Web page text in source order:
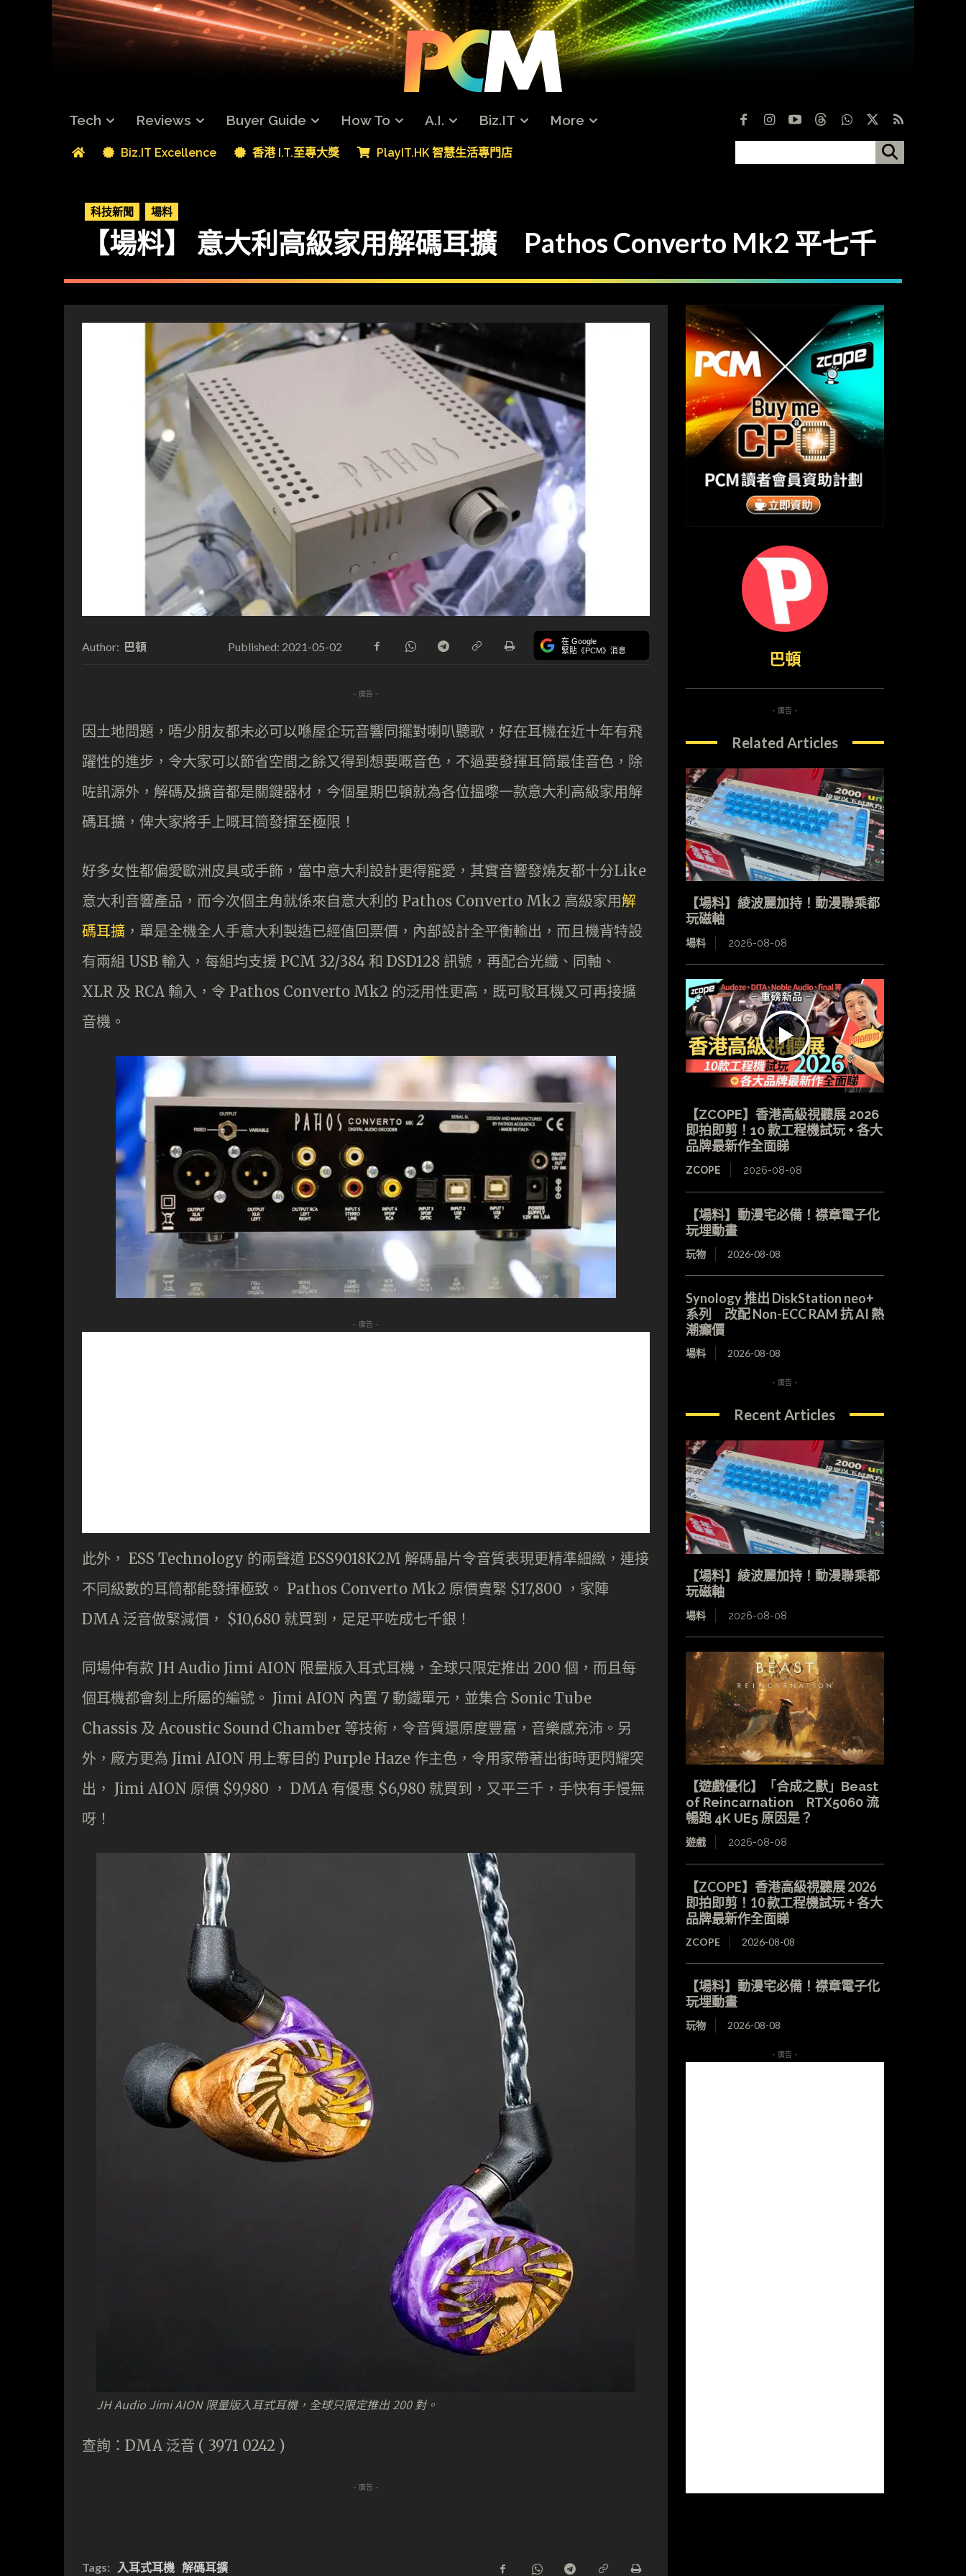
Tech Reviews Buyer Guide How To A.I. Biz.IT More
Biz.IT Excellence 香港 I.T.至專大獎 PlayIT.HK 智慧生活專門店
科技新聞 場料
【場料】 意大利高級家用解碼耳擴 Pathos Converto Mk2 平七千
Author: 巴頓 Published: 2021-05-02 在 Google
緊貼《PCM》消息
- 廣告 -
因土地問題，唔少朋友都未必可以喺屋企玩音響同擺對喇叭聽歌，好在耳機在近十年有飛
躍性的進步，令大家可以節省空間之餘又得到想要嘅音色，不過要發揮耳筒最佳音色，除
咗訊源外，解碼及擴音都是關鍵器材，今個星期巴頓就為各位搵嚟一款意大利高級家用解
碼耳擴，俾大家將手上嘅耳筒發揮至極限！
好多女性都偏愛歐洲皮具或手飾，當中意大利設計更得寵愛，其實音響發燒友都十分Like
意大利音響產品，而今次個主角就係來自意大利的 Pathos Converto Mk2 高級家用解
碼耳擴 ，單是全機全人手意大利製造已經值回票價，內部設計全平衡輸出，而且機背特設
有兩組 USB 輸入，每組均支援 PCM 32/384 和 DSD128 訊號，再配合光纖、同軸、
XLR 及 RCA 輸入，令 Pathos Converto Mk2 的泛用性更高，既可駁耳機又可再接擴
音機。
- 廣告 -
此外， ESS Technology 的兩聲道 ESS9018K2M 解碼晶片令音質表現更精準細緻，連接
不同級數的耳筒都能發揮極致。 Pathos Converto Mk2 原價賣緊 $17,800 ，家陣
DMA 泛音做緊減價， $10,680 就買到，足足平咗成七千銀！
同場仲有款 JH Audio Jimi AION 限量版入耳式耳機，全球只限定推出 200 個，而且每
個耳機都會刻上所屬的編號。 Jimi AION 內置 7 動鐵單元，並集合 Sonic Tube
Chassis 及 Acoustic Sound Chamber 等技術，令音質還原度豐富，音樂感充沛。另
外，廠方更為 Jimi AION 用上奪目的 Purple Haze 作主色，令用家帶著出街時更閃耀突
出， Jimi AION 原價 $9,980 ， DMA 有優惠 $6,980 就買到，又平三千，手快有手慢無
呀！
JH Audio Jimi AION 限量版入耳式耳機，全球只限定推出 200 對。
查詢：DMA 泛音 ( 3971 0242 )
- 廣告 -
Tags: 入耳式耳機 解碼耳擴
巴頓
- 廣告 -
Related Articles
【場料】綾波麗加持！動漫聯乘都
玩磁軸
場料 2026-08-08
【ZCOPE】香港高級視聽展 2026
即拍即剪！10 款工程機試玩 + 各大
品牌最新作全面睇
ZCOPE 2026-08-08
【場料】動漫宅必備！襟章電子化
玩埋動畫
玩物 2026-08-08
Synology 推出 DiskStation neo+
系列 改配 Non-ECC RAM 抗 AI 熱
潮癲價
場料 2026-08-08
- 廣告 -
Recent Articles
【場料】綾波麗加持！動漫聯乘都
玩磁軸
場料 2026-08-08
【遊戲優化】「合成之獸」Beast
of Reincarnation RTX5060 流
暢跑 4K UE5 原因是？
遊戲 2026-08-08
【ZCOPE】香港高級視聽展 2026
即拍即剪！10 款工程機試玩 + 各大
品牌最新作全面睇
ZCOPE 2026-08-08
【場料】動漫宅必備！襟章電子化
玩埋動畫
玩物 2026-08-08
- 廣告 -